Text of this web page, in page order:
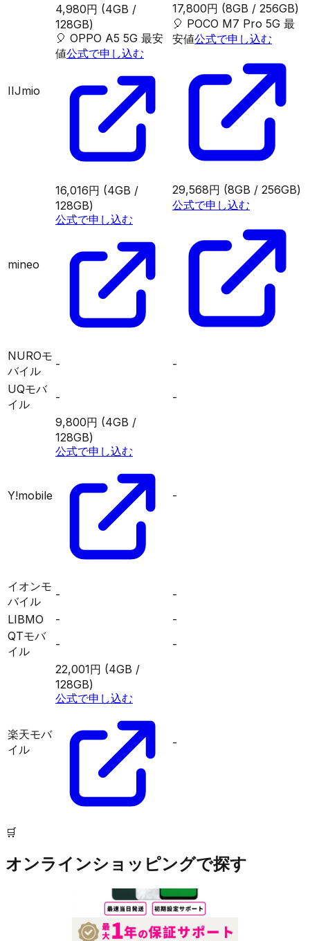
IIJmio
4,980円 (4GB /
128GB)
🎈 OPPO A5 5G 最安
値公式で申し込む
17,800円 (8GB / 256GB)
🎈 POCO M7 Pro 5G 最
安値公式で申し込む
mineo
16,016円 (4GB /
128GB)
公式で申し込む
29,568円 (8GB / 256GB)
公式で申し込む
NUROモ
バイル
-
-
UQモバ
イル
- -
Y!mobile
9,800円 (4GB /
128GB)
公式で申し込む
-
イオンモ
バイル
-
-
LIBMO
-
-
QTモバ
イル
- -
楽天モバ
イル
22,001円 (4GB /
128GB)
公式で申し込む
-
🛒
オンラインショッピングで探す